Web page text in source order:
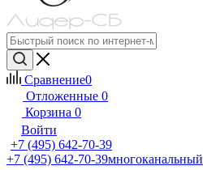
Сравнение0
Отложенные 0
Корзина 0
Войти
+7 (495) 642-70-39
+7 (495) 642-70-39многоканальный